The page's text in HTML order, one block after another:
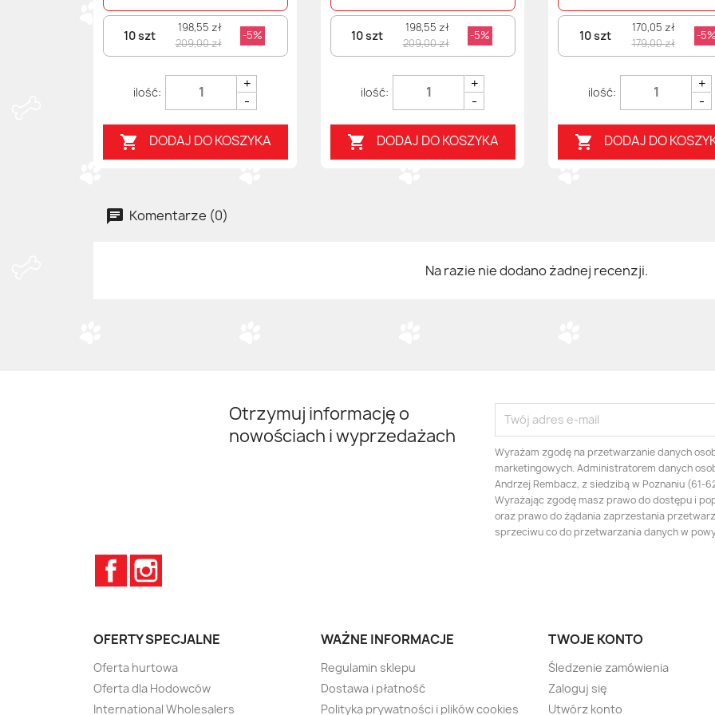
10 szt
198,55 zł
209,00 zł
-5%
+
-
 DODAJ DO KOSZYKA
10 szt
198,55 zł
209,00 zł
-5%
+
-
 DODAJ DO KOSZYKA
10 szt
170,05 zł
179,00 zł
-
+
-
 DODAJ DO
Komentarze (0)
Na razie nie dodano żadnej recenzji.
Otrzymuj informację o
nowościach i wyprzedażach
Wyrażam zgodę na przetwarzanie danych
marketingowych. Administratorem danych
Andrzej Rembacz, z siedzibą w Poznaniu (61-
Wyrażając zgodę masz prawo do dostępu i
oraz prawo do żądania zaprzestania
sprzeciwu co do przetwarzania danych w
Facebook
OFERTY SPECJALNE
Oferta hurtowa
Oferta dla Hodowców
International Wholesalers
WAŻNE INFORMACJE
Regulamin sklepu
Dostawa i płatność
Polityka prywatności i plików cookies
TWOJE KONTO
Śledzenie zamówienia
Zaloguj się
Utwórz konto